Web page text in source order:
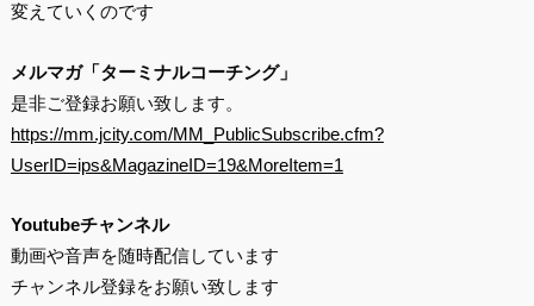
変えていくのです
メルマガ「ターミナルコーチング」
是非ご登録お願い致します。
https://mm.jcity.com/MM_PublicSubscribe.cfm?
UserID=ips&MagazineID=19&MoreItem=1
Youtubeチャンネル
動画や音声を随時配信しています
チャンネル登録をお願い致します